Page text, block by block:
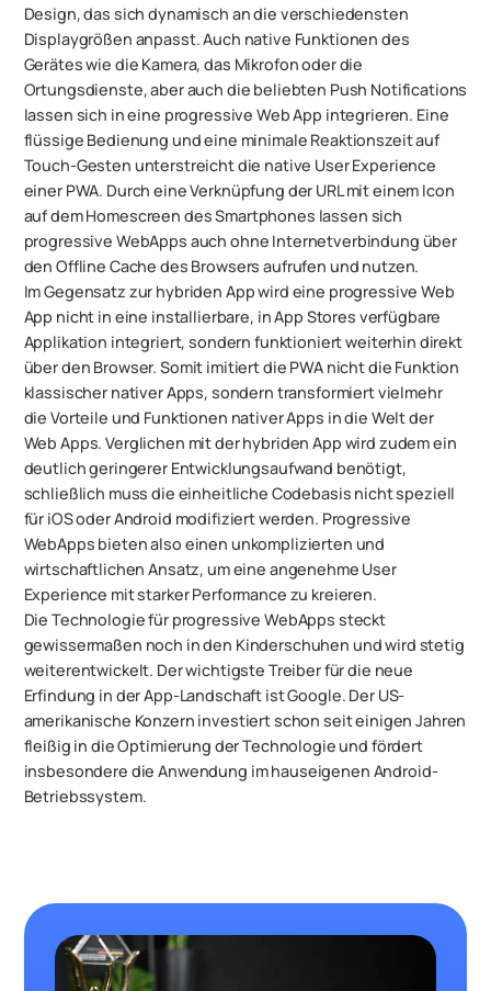
Design, das sich dynamisch an die verschiedensten
Displaygrößen anpasst. Auch native Funktionen des
Gerätes wie die Kamera, das Mikrofon oder die
Ortungsdienste, aber auch die beliebten Push Notifications
lassen sich in eine progressive Web App integrieren. Eine
flüssige Bedienung und eine minimale Reaktionszeit auf
Touch-Gesten unterstreicht die native User Experience
einer PWA. Durch eine Verknüpfung der URL mit einem Icon
auf dem Homescreen des Smartphones lassen sich
progressive WebApps auch ohne Internetverbindung über
den Offline Cache des Browsers aufrufen und nutzen.
Im Gegensatz zur hybriden App wird eine progressive Web
App nicht in eine installierbare, in App Stores verfügbare
Applikation integriert, sondern funktioniert weiterhin direkt
über den Browser. Somit imitiert die PWA nicht die Funktion
klassischer nativer Apps, sondern transformiert vielmehr
die Vorteile und Funktionen nativer Apps in die Welt der
Web Apps. Verglichen mit der hybriden App wird zudem ein
deutlich geringerer Entwicklungsaufwand benötigt,
schließlich muss die einheitliche Codebasis nicht speziell
für iOS oder Android modifiziert werden. Progressive
WebApps bieten also einen unkomplizierten und
wirtschaftlichen Ansatz, um eine angenehme User
Experience mit starker Performance zu kreieren.
Die Technologie für progressive WebApps steckt
gewissermaßen noch in den Kinderschuhen und wird stetig
weiterentwickelt. Der wichtigste Treiber für die neue
Erfindung in der App-Landschaft ist Google. Der US-
amerikanische Konzern investiert schon seit einigen Jahren
fleißig in die Optimierung der Technologie und fördert
insbesondere die Anwendung im hauseigenen Android-
Betriebssystem.